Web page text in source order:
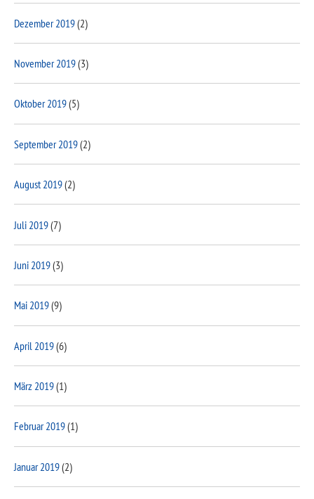
Dezember 2019(2)
November 2019(3)
Oktober 2019(5)
September 2019(2)
August 2019(2)
Juli 2019(7)
Juni 2019(3)
Mai 2019(9)
April 2019(6)
März 2019(1)
Februar 2019(1)
Januar 2019(2)